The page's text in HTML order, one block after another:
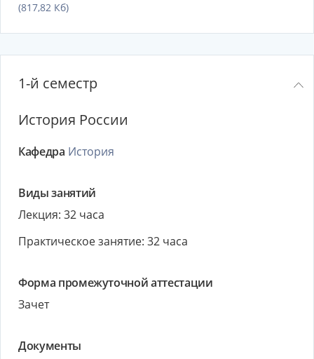
(817,82 Кб)
1-й семестр
История России
Кафедра История
Виды занятий
Лекция: 32 часа
Практическое занятие: 32 часа
Форма промежуточной аттестации
Зачет
Документы